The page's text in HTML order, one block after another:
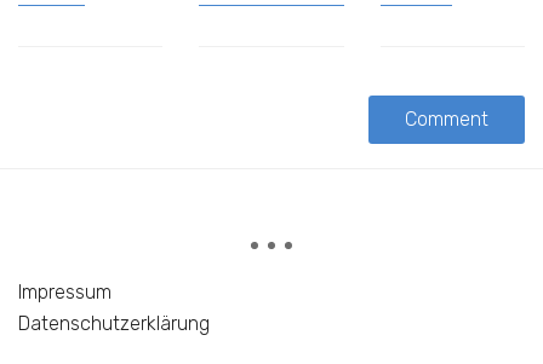
Impressum
Datenschutzerklärung